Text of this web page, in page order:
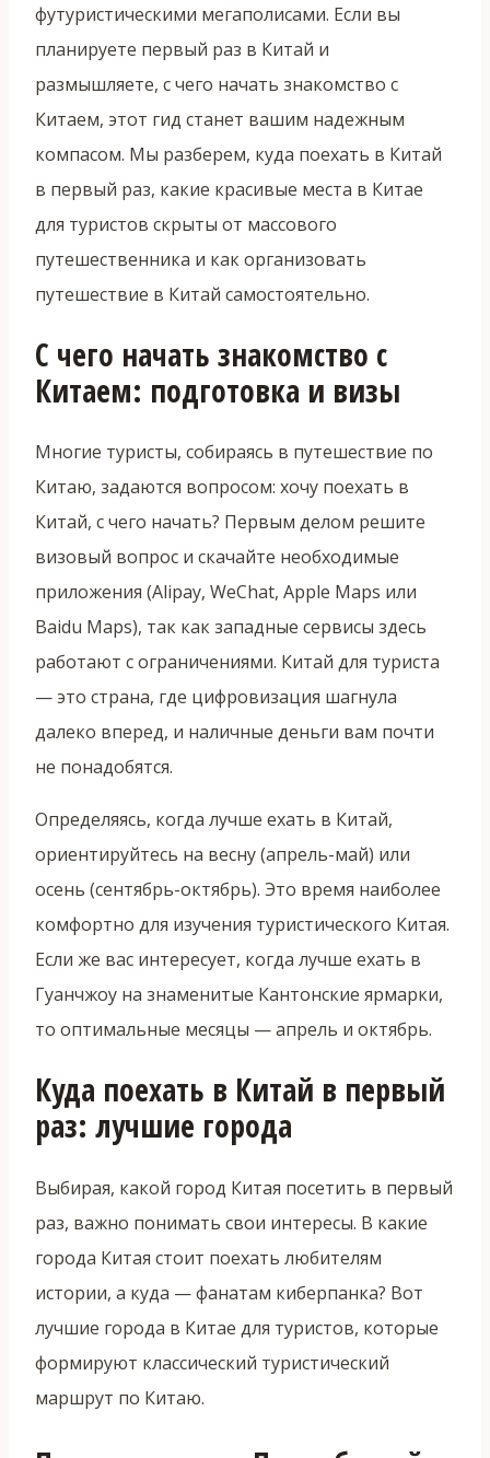
футуристическими мегаполисами. Если вы
планируете первый раз в Китай и
размышляете, с чего начать знакомство с
Китаем, этот гид станет вашим надежным
компасом. Мы разберем, куда поехать в Китай
в первый раз, какие красивые места в Китае
для туристов скрыты от массового
путешественника и как организовать
путешествие в Китай самостоятельно.
С чего начать знакомство с
Китаем: подготовка и визы
Многие туристы, собираясь в путешествие по
Китаю, задаются вопросом: хочу поехать в
Китай, с чего начать? Первым делом решите
визовый вопрос и скачайте необходимые
приложения (Alipay, WeChat, Apple Maps или
Baidu Maps), так как западные сервисы здесь
работают с ограничениями. Китай для туриста
— это страна, где цифровизация шагнула
далеко вперед, и наличные деньги вам почти
не понадобятся.
Определяясь, когда лучше ехать в Китай,
ориентируйтесь на весну (апрель-май) или
осень (сентябрь-октябрь). Это время наиболее
комфортно для изучения туристического Китая.
Если же вас интересует, когда лучше ехать в
Гуанчжоу на знаменитые Кантонские ярмарки,
то оптимальные месяцы — апрель и октябрь.
Куда поехать в Китай в первый
раз: лучшие города
Выбирая, какой город Китая посетить в первый
раз, важно понимать свои интересы. В какие
города Китая стоит поехать любителям
истории, а куда — фанатам киберпанка? Вот
лучшие города в Китае для туристов, которые
формируют классический туристический
маршрут по Китаю.